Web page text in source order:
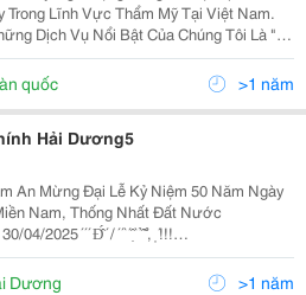
Trong Lĩnh Vực Thẩm Mỹ Tại Việt Nam.
Dịch Vụ Nổi Bật Của Chúng Tôi Là "
Nhỏ Quầng Vú ". Bài Viết Này Sẽ Cung
Cái Nhìn Toàn Diện Về Kỹ Thuật Này Và...
quốc >1 năm
Hải Dương5
An Mừng Đại Lễ Kỷ Niệm 50 Năm Ngày
Nam, Thống Nhất Đất Nước
Đ̂́ ́ / ́ ́ ̀ ́ ̣̂ ̀ ̉ ̂̃ ̉, ̣ ́!!!
Với Trợ Thính Tâm An Chúng Tôi...
Dương >1 năm